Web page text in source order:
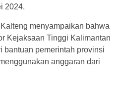
2024.
menyampaikan bahwa
Kejaksaan Tinggi Kalimantan
bantuan pemerintah provinsi
anggaran dari